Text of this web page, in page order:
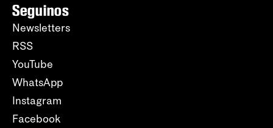
Seguinos
Newsletters
RSS
YouTube
WhatsApp
Instagram
Facebook